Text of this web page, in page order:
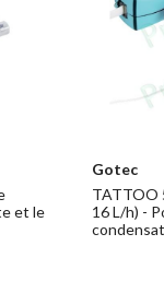
et le
Gotec
TATTOO
16 L/h) -